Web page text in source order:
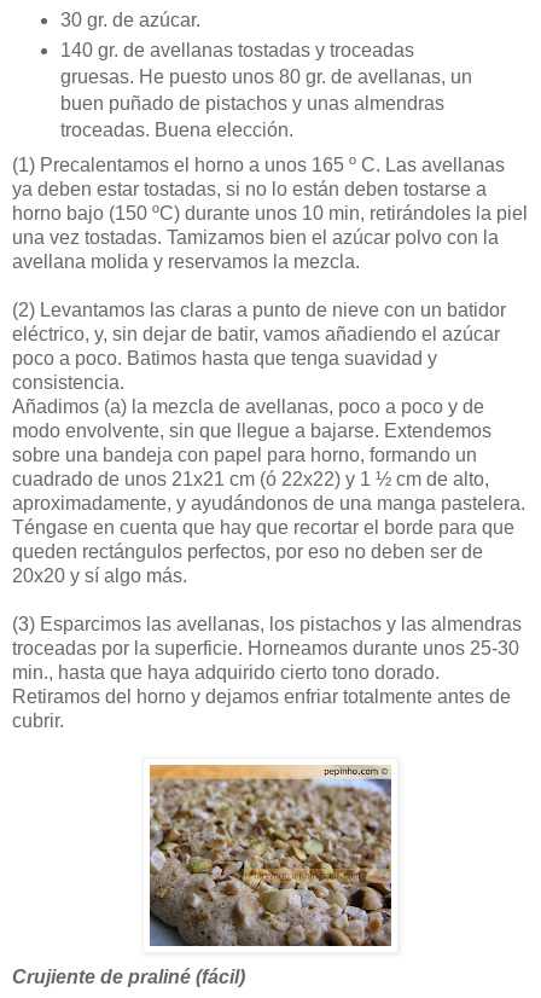
30 gr. de azúcar.
140 gr. de avellanas tostadas y troceadas
gruesas. He puesto unos 80 gr. de avellanas, un
buen puñado de pistachos y unas almendras
troceadas. Buena elección.
(1) Precalentamos el horno a unos 165 º C. Las avellanas
ya deben estar tostadas, si no lo están deben tostarse a
horno bajo (150 ºC) durante unos 10 min, retirándoles la piel
una vez tostadas. Tamizamos bien el azúcar polvo con la
avellana molida y reservamos la mezcla.
(2) Levantamos las claras a punto de nieve con un batidor
eléctrico, y, sin dejar de batir, vamos añadiendo el azúcar
poco a poco. Batimos hasta que tenga suavidad y
consistencia.
Añadimos (a) la mezcla de avellanas, poco a poco y de
modo envolvente, sin que llegue a bajarse. Extendemos
sobre una bandeja con papel para horno, formando un
cuadrado de unos 21x21 cm (ó 22x22) y 1 ½ cm de alto,
aproximadamente, y ayudándonos de una manga pastelera.
Téngase en cuenta que hay que recortar el borde para que
queden rectángulos perfectos, por eso no deben ser de
20x20 y sí algo más.
(3) Esparcimos las avellanas, los pistachos y las almendras
troceadas por la superficie. Horneamos durante unos 25-30
min., hasta que haya adquirido cierto tono dorado.
Retiramos del horno y dejamos enfriar totalmente antes de
cubrir.
Crujiente de praliné (fácil)